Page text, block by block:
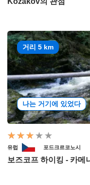
거리 5 km
나는 거기에 있었다
유럽 포드크르코노시
보즈코프 하이킹 - 카메